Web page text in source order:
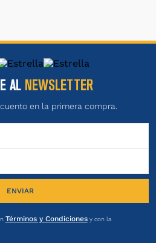
AL NEWSLETTER
en la primera compra.
ENVIAR
Términos y Condicionesy con la